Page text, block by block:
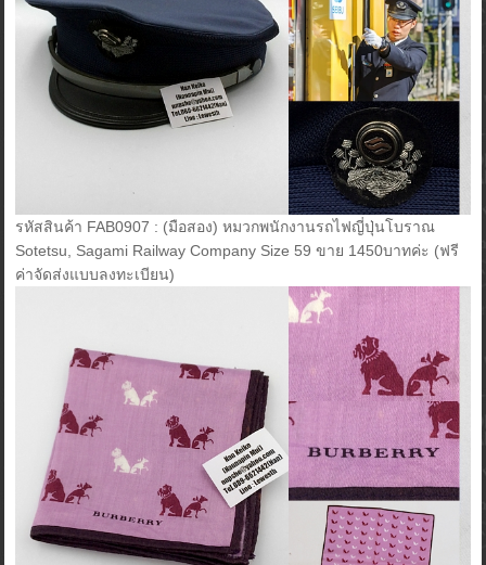
รหัสสินค้า FAB0907 : (มือสอง) หมวกพนักงานรถไฟญี่ปุ่นโบราณ
Sotetsu, Sagami Railway Company Size 59 ขาย 1450บาทค่ะ (ฟรี
ค่าจัดส่งแบบลงทะเบียน)